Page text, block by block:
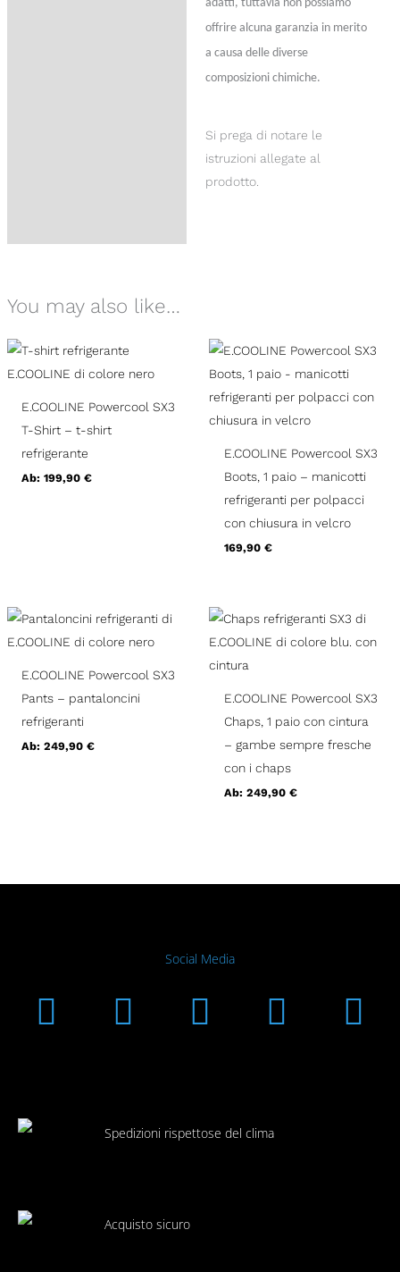
adatti, tuttavia non possiamo
offrire alcuna garanzia in merito
a causa delle diverse
composizioni chimiche.
Si prega di notare le
istruzioni allegate al
prodotto.
You may also like…
E.COOLINE Powercool SX3
T-Shirt – t-shirt
refrigerante
Ab:199,90€
E.COOLINE Powercool SX3
Boots, 1 paio – manicotti
refrigeranti per polpacci
con chiusura in velcro
169,90 €
E.COOLINE Powercool SX3
Pants – pantaloncini
refrigeranti
Ab:249,90€
E.COOLINE Powercool SX3
Chaps, 1 paio con cintura
– gambe sempre fresche
con i chaps
Ab: 249,90 €
Social Media
Instagram
Facebook
Linkedin
Spedizioni rispettose del clima
Acquisto sicuro